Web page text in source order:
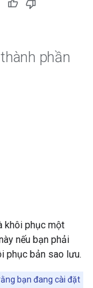
phần
khôi phục một
nếu bạn phải
phục bản sao lưu.
bạn đang cài đặt